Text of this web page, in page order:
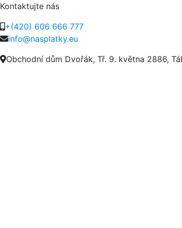
Kontaktujte nás
+(420) 606 666 777
info@nasplatky.eu
Obchodní dům Dvořák, Tř. 9. května 2886,